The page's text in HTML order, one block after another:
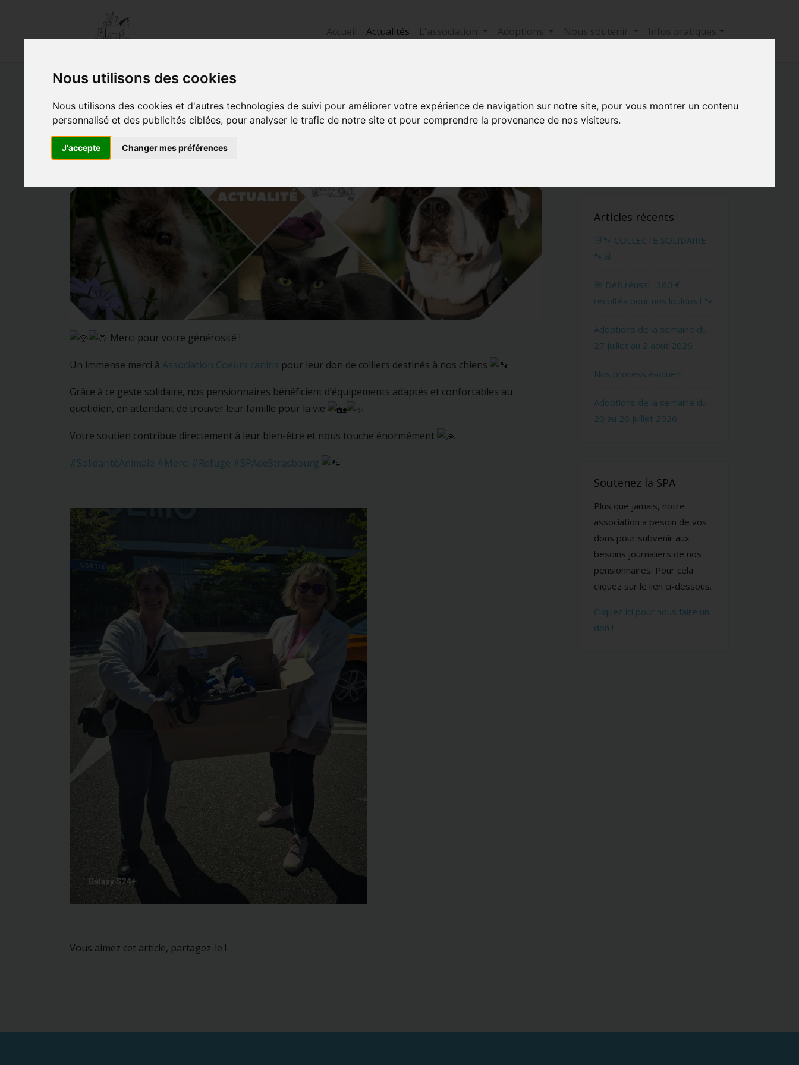
Nous utilisons des cookies
Nous utilisons des cookies et d'autres technologies de suivi pour améliorer votre expérience de navigation sur notre site, pour vous montrer un contenu
personnalisé et des publicités ciblées, pour analyser le trafic de notre site et pour comprendre la provenance de nos visiteurs.
J'accepte Changer mes préférences
Accueil Actualités L'association Adoptions Nous soutenir Infos pratiques
Retrouver un article
Articles récents
🛒🐾 COLLECTE SOLIDAIRE
🐾🛒
🎯 Défi réussi : 360 €
récoltés pour nos loulous ! 🐾
Adoptions de la semaine du
27 juillet au 2 aout 2026
Nos process évoluent
Adoptions de la semaine du
20 au 26 juillet 2026
Soutenez la SPA
Plus que jamais, notre
association a besoin de vos
dons pour subvenir aux
besoins journaliers de nos
pensionnaires. Pour cela
cliquez sur le lien ci-dessous.
Cliquez ici pour nous faire un
don !
Merci pour ce don !
Merci pour votre générosité !
Un immense merci à Association Coeurs canins pour leur don de colliers destinés à nos chiens
Grâce à ce geste solidaire, nos pensionnaires bénéficient d’équipements adaptés et confortables au
quotidien, en attendant de trouver leur famille pour la vie
Votre soutien contribue directement à leur bien-être et nous touche énormément
#SolidaritéAnimale #Merci #Refuge #SPAdeStrasbourg
Vous aimez cet article, partagez-le !